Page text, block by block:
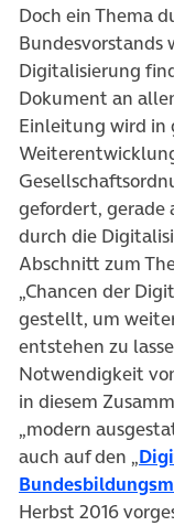
Doch ein Thema
Bundesvorstands
Digitalisierung
Dokument an
Einleitung wird in
gefordert, gerade
durch die
Abschnitt zum
„Chancen der
gestellt, um
entstehen zu
Notwendigkeit
in diesem
„modern
auch auf den „
Herbst 2016